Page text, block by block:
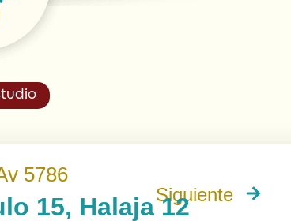
Siguiente
5786
15, Halaja 12